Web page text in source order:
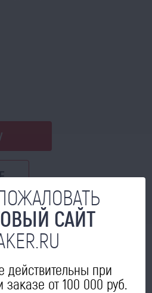
САЙТ
действительны при
от 100 000 руб.